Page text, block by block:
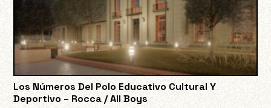
Los Números Del Polo Educativo Cultural Y
Deportivo – Rocca / All Boys